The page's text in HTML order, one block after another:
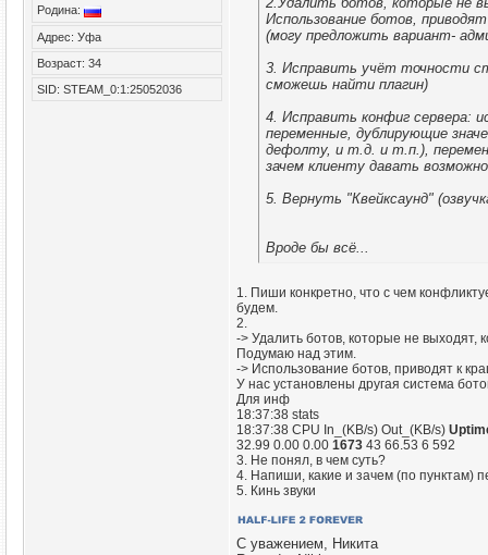
Родина:
Адрес: Уфа
Возраст: 34
SID: STEAM_0:1:25052036
Использование ботов,
(могу предложить вариант-
3. Исправить учёт точности
сможешь найти плагин)
4. Исправить конфиг сервера:
переменные, дублирующие
дефолту, и т.д. и т.п.),
зачем клиенту давать
5. Вернуть "Квейксаунд"
Вроде бы всё...
1. Пиши конкретно, что с чем
будем.
2.
-> Удалить ботов, которые не выходят,
Подумаю над этим.
-> Использование ботов, приводят к
У нас установлены другая система
Для инф
18:37:38 stats
18:37:38 CPU In_(KB/s) Out_(KB/s)
32.99 0.00 0.00 1673 43 66.53 6 592
3. Не понял, в чем суть?
4. Напиши, какие и зачем (по пунктам)
5. Кинь звуки
С уважением, Никита